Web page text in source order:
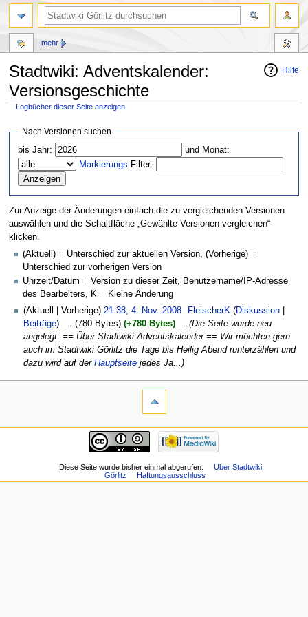
Hilfe
Stadtwiki: Adventskalender:
Versionsgeschichte
Logbücher dieser Seite anzeigen
springen
springen
Nach Versionen suchen
bis Jahr:
und Monat:
Markierungs-Filter:
Zur Anzeige der Änderungen einfach die zu vergleichenden Versionen
auswählen und die Schaltfläche „Gewählte Versionen vergleichen“
klicken.
(Aktuell) = Unterschied zur aktuellen Version, (Vorherige) =
Unterschied zur vorherigen Version
Uhrzeit/Datum = Version zu dieser Zeit, Benutzername/IP-Adresse
des Bearbeiters, K = Kleine Änderung
(Aktuell | Vorherige) 21:38, 4. Nov. 2008 FleischerK (Diskussion
Beiträge) . . (780 Bytes) (+780 Bytes)‎ . . (Die Seite wurde neu
angelegt: == Über Stadtwiki Adventskalender == Wir möchten gern
auch im Stadtwiki Görlitz die Tage bis Heilig Abend runterzählen und
dazu wird auf der Hauptseite jedes Ja...)
mehr
Diese Seite wurde bisher einmal abgerufen.
Über Stadtwiki
Görlitz
Haftungsausschluss